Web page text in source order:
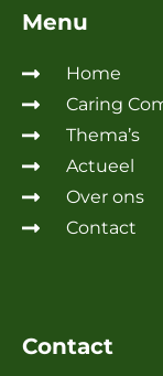
Menu
Home
Caring
Thema’s
Actueel
Over ons
Contact
Contact